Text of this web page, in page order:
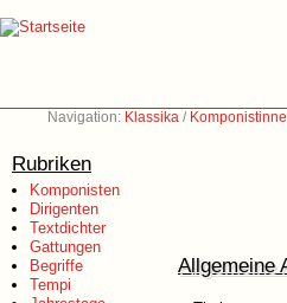
Navigation: Klassika /
Rubriken
Komponisten
Dirigenten
Textdichter
Gattungen
Begriffe
Tempi
Allgemeine